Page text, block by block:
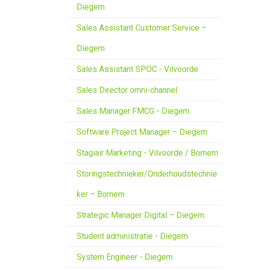
Diegem
Sales Assistant Customer Service –
Diegem
Sales Assistant SPOC - Vilvoorde
Sales Director omni-channel
Sales Manager FMCG - Diegem
Software Project Manager – Diegem
Stagiair Marketing - Vilvoorde / Bornem
Storingstechnieker/Onderhoudstechnie
ker – Bornem
Strategic Manager Digital – Diegem
Student administratie - Diegem
System Engineer - Diegem